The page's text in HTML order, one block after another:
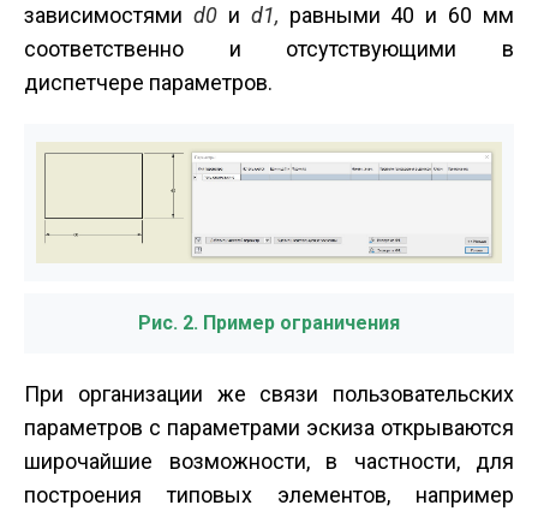
зависимостями d0и d1, равными 40 и 60 мм
соответственно и отсутствующими в
диспетчере параметров.
Рис. 2. Пример ограничения
При организации же связи пользовательских
параметров с параметрами эскиза открываются
широчайшие возможности, в частности, для
построения типовых элементов, например